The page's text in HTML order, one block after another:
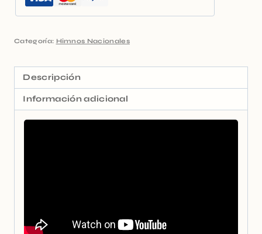
Categoría: Himnos Nacionales
Descripción
Información adicional